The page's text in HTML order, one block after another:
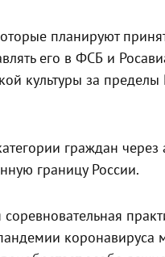
планируют
его в ФСБ и
культуры за пределы
граждан через
границу России.
коронавируса